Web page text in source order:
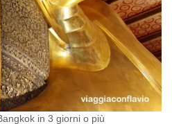
in 3 giorni o più